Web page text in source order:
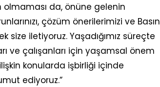
olmaması da, önüne gelenin
çözüm önerilerimizi ve Basın
size iletiyoruz. Yaşadığımız süreçte
ve çalışanları için yaşamsal önem
konularda işbirliği içinde
ediyoruz.”